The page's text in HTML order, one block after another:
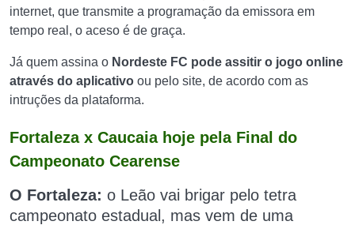
internet, que transmite a programação da emissora em
tempo real, o aceso é de graça.
Já quem assina o Nordeste FC pode assitir o jogo online
através do aplicativo ou pelo site, de acordo com as
intruções da plataforma.
Fortaleza x Caucaia hoje pela Final do
Campeonato Cearense
O Fortaleza: o Leão vai brigar pelo tetra
campeonato estadual, mas vem de uma